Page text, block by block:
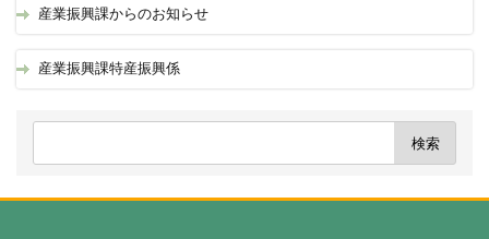
産業振興課からのお知らせ
産業振興課特産振興係